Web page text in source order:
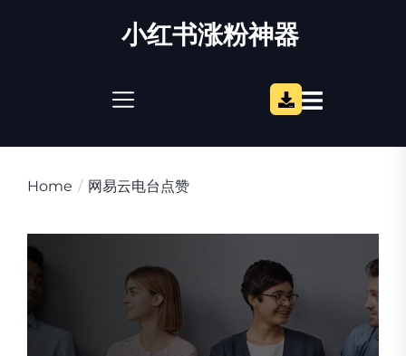
小红书涨粉神器
Home 网易云电台点赞